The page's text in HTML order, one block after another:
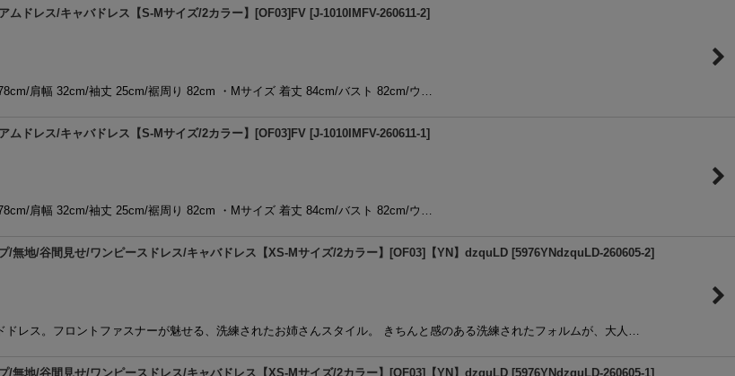
ムドレス/キャバドレス【S-Mサイズ/2カラー】[OF03]FV [J-1010IMFV-260611-2]
肩幅 32cm/袖丈 25cm/裾周り 82cm ・Mサイズ 着丈 84cm/バスト 82cm/ウ…
ムドレス/キャバドレス【S-Mサイズ/2カラー】[OF03]FV [J-1010IMFV-260611-1]
肩幅 32cm/袖丈 25cm/裾周り 82cm ・Mサイズ 着丈 84cm/バスト 82cm/ウ…
無地/谷間見せ/ワンピースドレス/キャバドレス【XS-Mサイズ/2カラー】[OF03]【YN】dzquLD [5976YNdzquLD-260605-2]
レス。フロントファスナーが魅せる、洗練されたお姉さんスタイル。 きちんと感のある洗練されたフォルムが、大人…
無地/谷間見せ/ワンピースドレス/キャバドレス【XS-Mサイズ/2カラー】[OF03]【YN】dzquLD [5976YNdzquLD-260605-1]